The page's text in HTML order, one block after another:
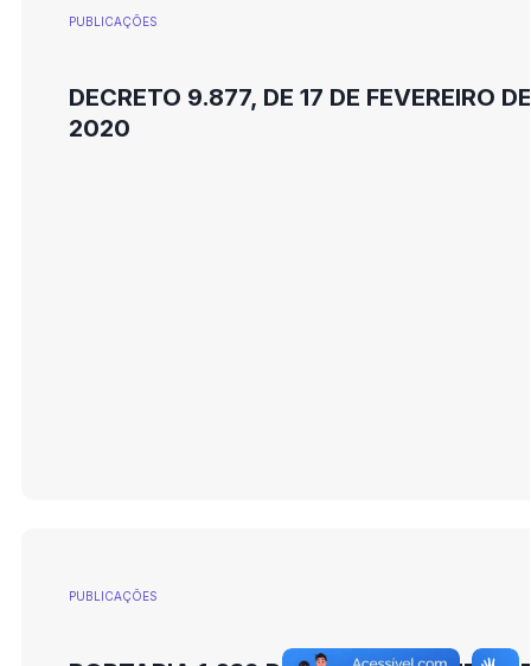
PUBLICAÇÕES
DECRETO 9.877, DE 17 DE FEVEREIRO DE
2020
PUBLICAÇÕES